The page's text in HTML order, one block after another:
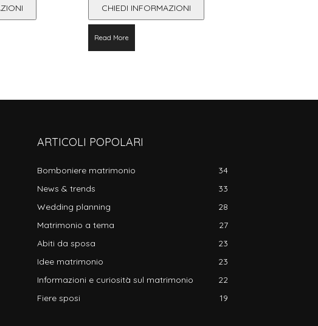
CHIEDI INFORMAZIONI
Read More
ARTICOLI POPOLARI
Bomboniere matrimonio
34
News & trends
33
Wedding planning
28
Matrimonio a tema
27
Abiti da sposa
23
Idee matrimonio
23
Informazioni e curiosità sul matrimonio
22
Fiere sposi
19